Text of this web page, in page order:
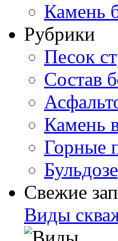
Камень
Рубрики
Песок
Состав
Камень
Горные
Свежие
Виды